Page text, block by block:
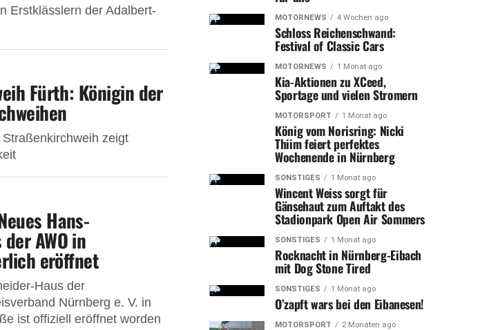
Erstklässlern der Adalbert-
Fürth: Königin der
zeigt
Hans-
AWO in
eröffnet
Haus der
Nürnberg e. V. in
ist offiziell eröffnet worden
MOTORNEWS 4 Wochen ago
Schloss Reichenschwand:
Festival of Classic Cars
MOTORNEWS 1 Monat ago
Kia-Aktionen zu XCeed,
Sportage und vielen Stromern
MOTORSPORT 1 Monat ago
König vom Norisring: Nicki
Thiim feiert perfektes
Wochenende in Nürnberg
SONSTIGES 1 Monat ago
Wincent Weiss sorgt für
Gänsehaut zum Auftakt des
Stadionpark Open Air Sommers
SONSTIGES 1 Monat ago
Rocknacht in Nürnberg-Eibach
mit Dog Stone Tired
SONSTIGES 1 Monat ago
O’zapft wars bei den Eibanesen!
MOTORSPORT 2 Monaten ago